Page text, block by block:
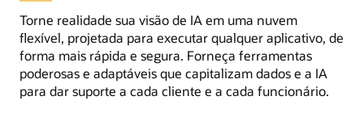
Torne realidade sua visão de IA em uma nuvem
flexível, projetada para executar qualquer aplicativo, de
forma mais rápida e segura. Forneça ferramentas
poderosas e adaptáveis que capitalizam dados e a IA
para dar suporte a cada cliente e a cada funcionário.